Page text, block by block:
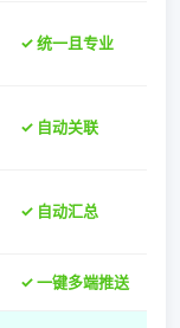
✓ 统一且专业
✓ 自动关联
✓ 自动汇总
✓ 一键多端推送